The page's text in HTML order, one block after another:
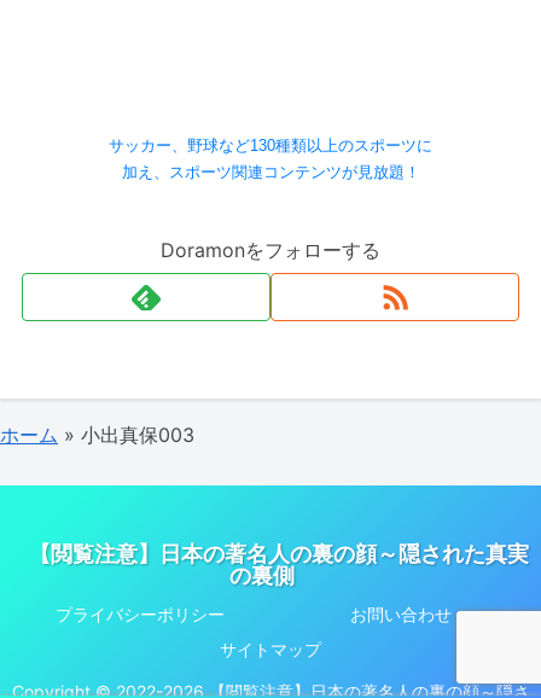
サッカー、野球など130種類以上のスポーツに
加え、スポーツ関連コンテンツが見放題！
Doramonをフォローする
ホーム » 小出真保003
【閲覧注意】日本の著名人の裏の顔～隠された真実
の裏側
プライバシーポリシー
お問い合わせ
サイトマップ
Copyright © 2022-2026 【閲覧注意】日本の著名人の裏の顔～隠さ